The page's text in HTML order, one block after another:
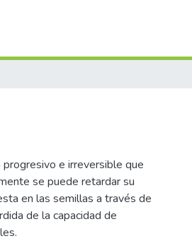
e irreversible que
se puede retardar su
en las semillas a través de
de la capacidad de